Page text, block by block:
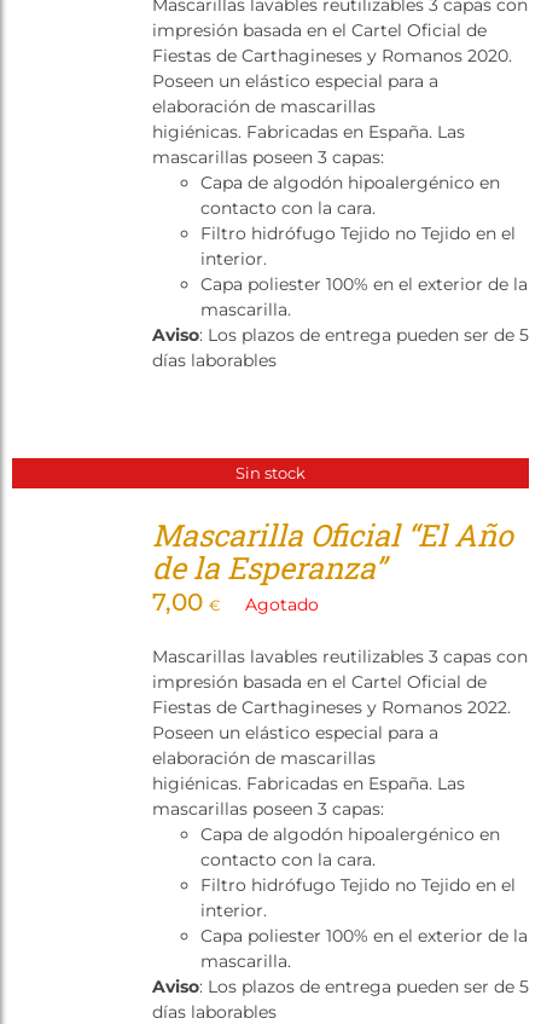
Tienda
Mascarillas lavables reutilizables 3 capas con
impresión basada en el Cartel Oficial de
Fiestas de Carthagineses y Romanos 2020.
Poseen un elástico especial para a
elaboración de mascarillas
higiénicas. Fabricadas en España. Las
mascarillas poseen 3 capas:
Capa de algodón hipoalergénico en
contacto con la cara.
Filtro hidrófugo Tejido no Tejido en el
interior.
Capa poliester 100% en el exterior de la
mascarilla.
Aviso: Los plazos de entrega pueden ser de 5
días laborables
Sin stock
Mascarilla Oficial “El Año
de la Esperanza”
7,00 € Agotado
Mascarillas lavables reutilizables 3 capas con
impresión basada en el Cartel Oficial de
Fiestas de Carthagineses y Romanos 2022.
Poseen un elástico especial para a
elaboración de mascarillas
higiénicas. Fabricadas en España. Las
mascarillas poseen 3 capas:
Capa de algodón hipoalergénico en
contacto con la cara.
Filtro hidrófugo Tejido no Tejido en el
interior.
Capa poliester 100% en el exterior de la
mascarilla.
Aviso: Los plazos de entrega pueden ser de 5
días laborables